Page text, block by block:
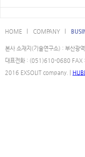
HOME l COMPANY l
본사 소재지(기술연구소) : 부산광
대표전화 : (051)610-0680
2016 EXSOLIT company. |